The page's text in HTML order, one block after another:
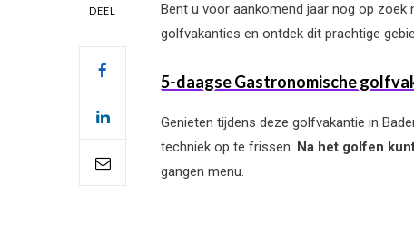
DEEL
Bent u voor aankomend jaar nog op zoek
golfvakanties en ontdek dit prachtige
5-daagse Gastronomische
Genieten tijdens deze golfvakantie in
techniek op te frissen. Na het golfen
gangen menu.